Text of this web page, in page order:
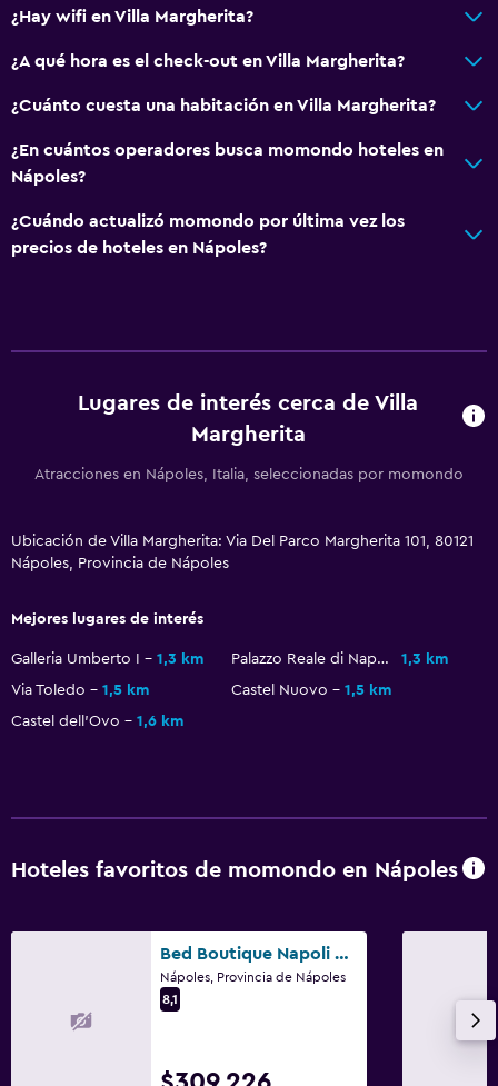
Espacio de almacenamiento
Accesibilidad y adecuación
Habitaciones para no fumadores disponibles
Mascotas permitidas bajo consulta (pueden aplicar cargos
extra)
Ascensor
Lavamanos bajo
Áreas designadas para fumadores
Baño
Inodoro con cisterna alta
Baño pequeño adicional
Secador de pelo
Aseo
Papel higiénico
Copas
Minibar
¿Hay wifi en Villa Margherita?
¿A qué hora es el check-out en Villa Margherita?
¿Cuánto cuesta una habitación en Villa Margherita?
¿En cuántos operadores busca momondo hoteles en
Nápoles?
¿Cuándo actualizó momondo por última vez los
precios de hoteles en Nápoles?
Lugares de interés cerca de Villa
Margherita
Atracciones en Nápoles, Italia, seleccionadas por momondo
Ubicación de Villa Margherita: Via Del Parco Margherita 101, 80121
Nápoles, Provincia de Nápoles
Mejores lugares de interés
Galleria Umberto I 1,3 km Palazzo Reale di Napoli
1,3 km
Via Toledo
1,5 km Castel Nuovo
1,5 km
Castel dell'Ovo
1,6 km
Hoteles favoritos de momondo en Nápoles
Bed Boutique Napoli Colors
Nápoles, Provincia de Nápoles
8,1